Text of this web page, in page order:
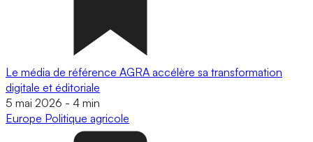
Le média de référence AGRA accélère sa transformation
digitale et éditoriale
5 mai 2026 - 4 min
Europe Politique agricole